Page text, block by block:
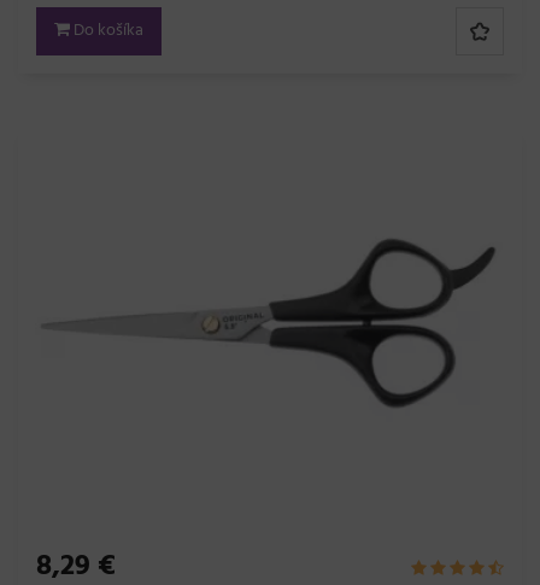
Do košíka
8,29 €